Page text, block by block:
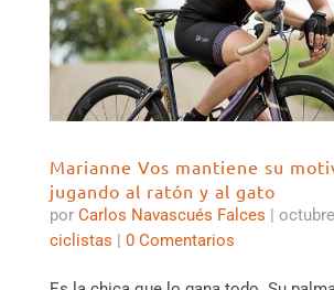
Marianne Vos mantiene su
jugando al ratón y al gato
por Carlos Navascués Falces |
ciclistas | 0 Comentarios